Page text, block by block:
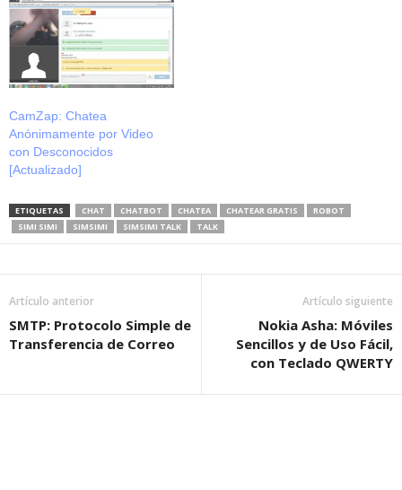
CamZap: Chatea
Anónimamente por Video
con Desconocidos
[Actualizado]
ETIQUETAS CHAT CHATBOT CHATEA CHATEAR GRATIS
ROBOT
SIMI SIMI
SIMSIMI SIMSIMI TALK TALK
Artículo anterior
SMTP: Protocolo Simple de
Transferencia de Correo
Artículo siguiente
Nokia Asha: Móviles
Sencillos y de Uso Fácil,
con Teclado QWERTY